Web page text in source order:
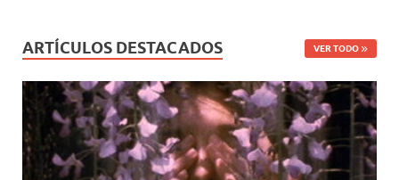
ARTÍCULOS DESTACADOS VER TODO